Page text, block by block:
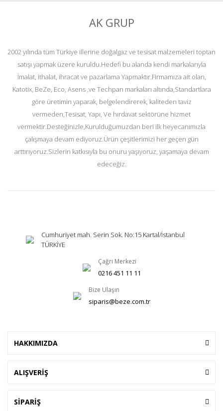
AK GRUP
2002 yılında tüm Türkiye illerine doğalgaz ve tesisat malzemeleri toptan
satışı yapmak üzere kuruldu.Hedefi bu alanda kendi markalarıyla
İmalat, ithalat, ihracat ve pazarlama Yapmaktır.Firmamıza ait olan,
Katotix, BeZe, Eco, Asens ,ve Techpan markaları altında,Standartlara
göre üretimin yaparak, belgelendirerek, kaliteden taviz
vermeden,Tesisat, Yapı, Ve hırdavat sektörüne hizmet
vermektir.Desteğinizle,Kurulduğumuzdan beri ilk heyecanımızla
çalışmaya devam ediyoruz.Ürün çeşitlerimizi her geçen gün
arttırıyoruz.Sizlerin katkısıyla bu onuru yaşıyoruz, yaşamaya devam
edeceğiz.
Cumhuriyet mah. Serin Sok. No:15 Kartal/İstanbul
TÜRKİYE
Çağrı Merkezi
0216 451 11 11
Bize Ulaşın
siparis@beze.com.tr
HAKKIMIZDA
ALIŞVERİŞ
SİPARİŞ